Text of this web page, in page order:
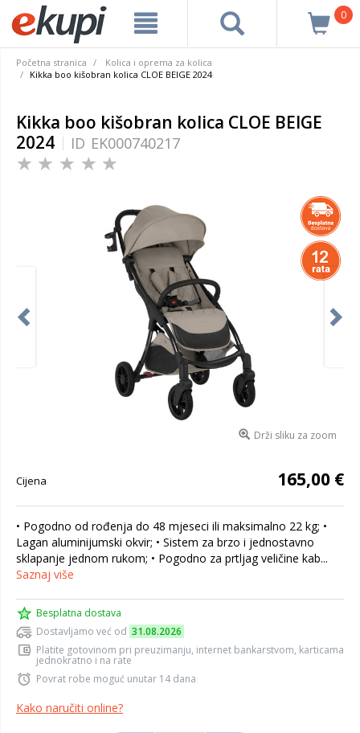
0
Početna stranica
Kolica i oprema za kolica
Kikka boo kišobran kolica CLOE BEIGE 2024
Kikka boo kišobran kolica CLOE BEIGE
2024
ID EK000740217
Drži sliku za zoom
Cijena 165,00 €
• Pogodno od rođenja do 48 mjeseci ili maksimalno 22 kg; •
Lagan aluminijumski okvir; • Sistem za brzo i jednostavno
sklapanje jednom rukom; • Pogodno za prtljag veličine kab...
Saznaj više
Besplatna dostava
Dostavljamo već od 31.08.2026
Platite gotovinom pri preuzimanju, internet bankarstvom, karticama
jednokratno i na rate
Povrat robe moguć unutar 14 dana
Kako naručiti online?